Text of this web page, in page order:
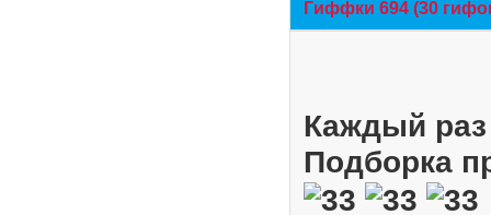
Гиффки 694 (30
Каждый
Подборка